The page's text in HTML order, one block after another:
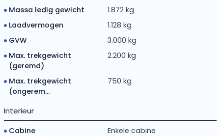
Massa ledig gewicht
1.872 kg
Laadvermogen
1.128 kg
GVW
3.000 kg
Max. trekgewicht
(geremd)
2.200 kg
Max. trekgewicht
(ongerem...
750 kg
Interieur
Cabine
Enkele cabine